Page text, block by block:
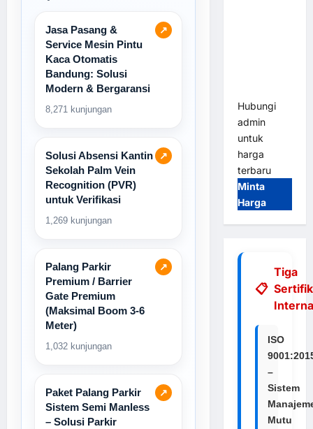
↗
Jasa Pasang &
Service Mesin Pintu
Kaca Otomatis
Bandung: Solusi
Modern & Bergaransi
8,271 kunjungan
↗
Solusi Absensi Kantin
Sekolah Palm Vein
Recognition (PVR)
untuk Verifikasi
1,269 kunjungan
↗
Palang Parkir
Premium / Barrier
Gate Premium
(Maksimal Boom 3-6
Meter)
1,032 kunjungan
↗
Paket Palang Parkir
Sistem Semi Manless
– Solusi Parkir
Hubungi
admin
untuk
harga
terbaru
Minta
Harga
Tiga
ISO
–
Sistem
Mutu